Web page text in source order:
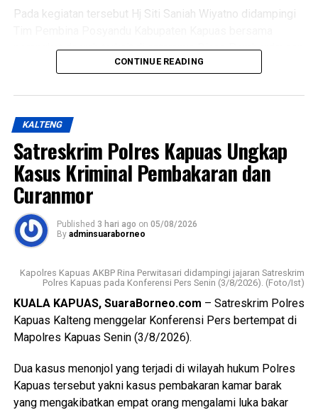
“Kegiatan ini juga mengacu pada Peraturan BPIP Nomor 3
calon Paskibraka terpilih wajib mengikuti pemusatan
pendidikan dan pelatihan sebelum melaksanakan tugas
pengibaran dan penurunan Duplikat Bendera Pusaka pada
Indonesia,” ujarnya. (Ujg/SB)
Views: 10
Bagikan ke
WhatsApp
Pada kegiatan tersebut Hj Siti Saniah Wiyatno didampingi
perangkat daerah terkait di antaranya Dinas Pemberdayaan
Masyarakat dan Desa (DPMD) Dinas Kesehatan Dinas
Pengendalian Penduduk dan Keluarga Berencana
(P3APPKB) Dinas Sosial Pemerintah Kecamatan Kapuas
Timur Pemdes serta kader Posyandu.
Menurutnya kunjungan kasih ini merupakan bentuk
perhatian pemerintah daerah kepada masyarakat yang
tergolong rentan sekaligus memperkuat pelaksanaan
transformasi Posyandu yang kini tidak hanya berfokus
pada pelayanan kesehatan ibu dan anak, tetapi juga
mencakup enam bidang Standar Pelayanan Minimal.
Ia mengatakan keberhasilan implementasi Posyandu 6
Bidang SPM memerlukan kolaborasi seluruh pihak mulai
dari pemerintah daerah pemerintah kecamatan pemerintah
desa tenaga kesehatan kader Posyandu hingga
“Oleh karena itu sinergi lintas sektor menjadi kunci agar
berbagai persoalan kesehatan dan sosial dapat dideteksi
CONTINUE READING
KALTENG
Satreskrim Polres Kapuas Ungkap
Kasus Kriminal Pembakaran dan
Curanmor
Published 3 hari ago on 05/08/2026
By adminsuaraborneo
Kapolres Kapuas AKBP Rina Perwitasari didampingi jajaran Satreskrim
Polres Kapuas pada Konferensi Pers Senin (3/8/2026). (Foto/Ist)
KUALA KAPUAS, SuaraBorneo.com – Satreskrim Polres
Kapuas Kalteng menggelar Konferensi Pers bertempat di
Mapolres Kapuas Senin (3/8/2026).
Dua kasus menonjol yang terjadi di wilayah hukum Polres
Kapuas tersebut yakni kasus pembakaran kamar barak
yang mengakibatkan empat orang mengalami luka bakar